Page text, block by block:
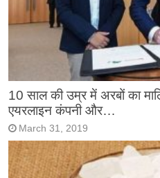
10 साल की उम्र में अरबों का
एयरलाइन कंपनी और…
March 31, 2019